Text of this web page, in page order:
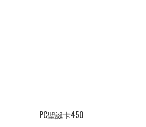
PC聖誕卡450